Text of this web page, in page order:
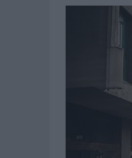
05/08/2026
05/08/2026
05/08/2026